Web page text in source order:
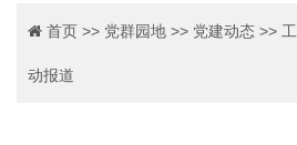
首页 >> 党群园地 >> 党建动态 >>
动报道